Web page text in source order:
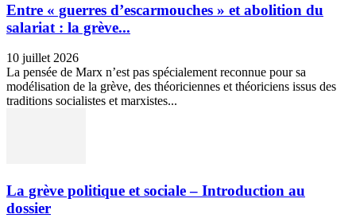
Entre « guerres d’escarmouches » et abolition du
salariat : la grève...
10 juillet 2026
La pensée de Marx n’est pas spécialement reconnue pour sa
modélisation de la grève, des théoriciennes et théoriciens issus des
traditions socialistes et marxistes...
La grève politique et sociale – Introduction au
dossier